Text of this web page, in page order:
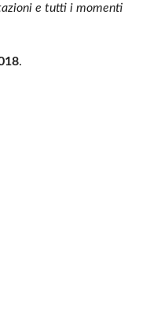
e tutti i momenti
.